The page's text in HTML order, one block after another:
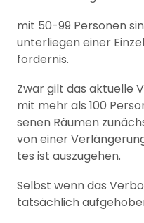
mit 50-99 Personen
unterliegen einer
fordernis.
Zwar gilt das aktuelle
mit mehr als 100
senen Räumen
von einer
tes ist auszugehen.
Selbst wenn das
tatsächlich